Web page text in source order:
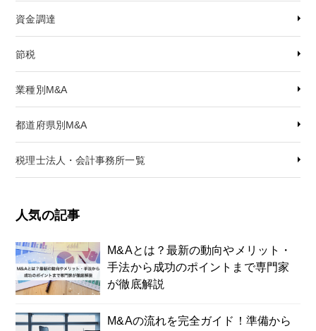
資金調達
節税
業種別M&A
都道府県別M&A
税理士法人・会計事務所一覧
人気の記事
M&Aとは？最新の動向やメリット・
手法から成功のポイントまで専門家
が徹底解説
M&Aの流れを完全ガイド！準備から